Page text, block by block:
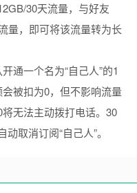
30天流量，与好友
量，即可将该流量转为长
通一个名为“自己人”的1
被扣为0，但不影响流量
无法主动拨打电话。30
取消订阅“自己人”。